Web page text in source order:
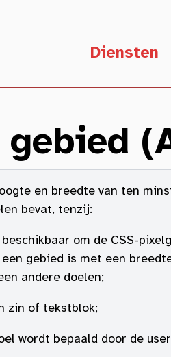
Diensten
en breedte van ten
bevat, tenzij:
om de CSS-
gebied is met een
andere doelen;
zin of tekstblok;
wordt bepaald door de